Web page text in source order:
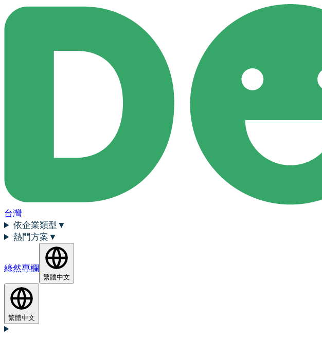
台灣
依企業類型 ▼
熱門方案 ▼
綠然專欄
繁體中文
繁體中文